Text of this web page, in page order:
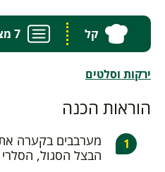
קל 7 מצרכים
ירקות וסלטים
הוראות הכנה
מערבבים בקערה
הבצל הסגול, הסלרי